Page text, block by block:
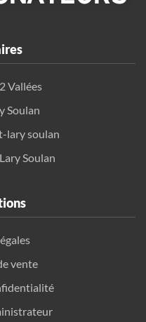
Vallées
Soulan
lary soulan
Soulan
vente